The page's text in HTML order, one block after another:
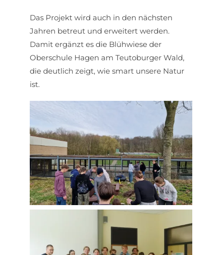
Das Projekt wird auch in den nächsten
Jahren betreut und erweitert werden.
Damit ergänzt es die Blühwiese der
Oberschule Hagen am Teutoburger Wald,
die deutlich zeigt, wie smart unsere Natur
ist.